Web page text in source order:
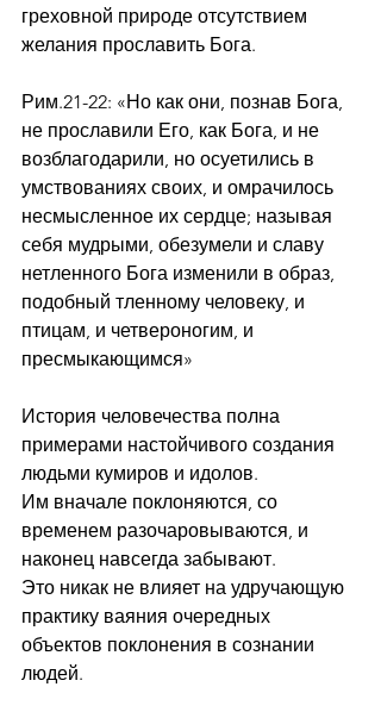
греховной природе отсутствием
желания прославить Бога.
Рим.21-22: «Но как они, познав Бога,
не прославили Его, как Бога, и не
возблагодарили, но осуетились в
умствованиях своих, и омрачилось
несмысленное их сердце; называя
себя мудрыми, обезумели и славу
нетленного Бога изменили в образ,
подобный тленному человеку, и
птицам, и четвероногим, и
пресмыкающимся»
История человечества полна
примерами настойчивого создания
людьми кумиров и идолов.
Им вначале поклоняются, со
временем разочаровываются, и
наконец навсегда забывают.
Это никак не влияет на удручающую
практику ваяния очередных
объектов поклонения в сознании
людей.